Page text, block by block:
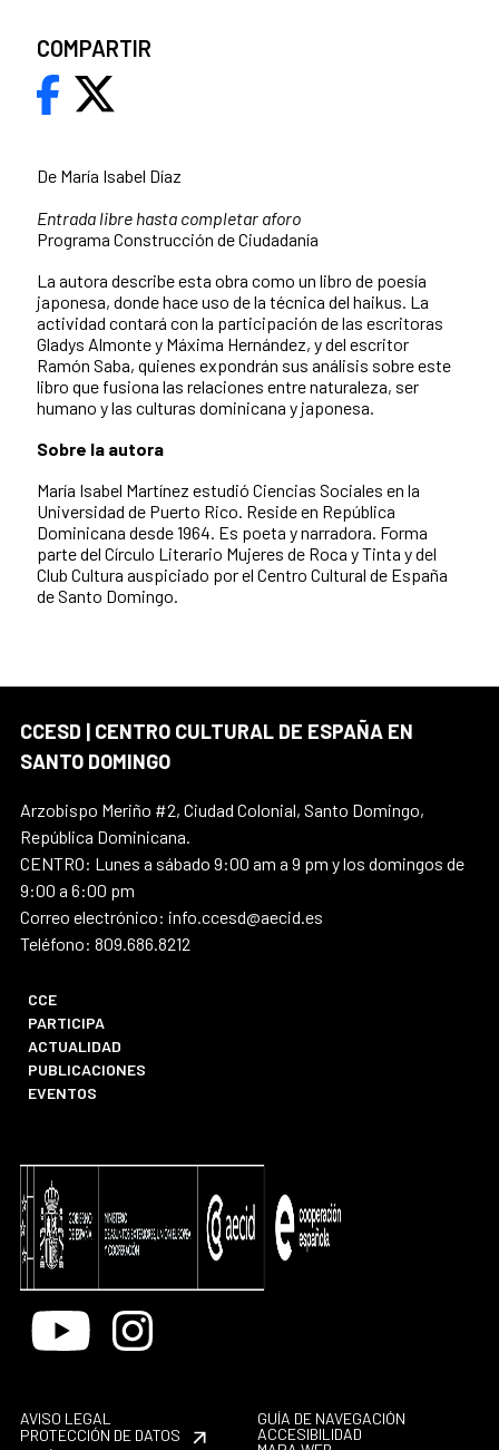
De María Isabel Díaz
Entrada libre hasta completar aforo
Programa Construcción de Ciudadanía
La autora describe esta obra como un libro de poesía
japonesa, donde hace uso de la técnica del haikus. La
actividad contará con la participación de las escritoras
Gladys Almonte y Máxima Hernández, y del escritor
Ramón Saba, quienes expondrán sus análisis sobre este
libro que fusiona las relaciones entre naturaleza, ser
humano y las culturas dominicana y japonesa.
Sobre la autora
María Isabel Martínez estudió Ciencias Sociales en la
Universidad de Puerto Rico. Reside en República
Dominicana desde 1964. Es poeta y narradora. Forma
parte del Círculo Literario Mujeres de Roca y Tinta y del
Club Cultura auspiciado por el Centro Cultural de España
de Santo Domingo.
COMPARTIR
CCESD | CENTRO CULTURAL DE ESPAÑA EN
SANTO DOMINGO
Arzobispo Meriño #2, Ciudad Colonial, Santo Domingo,
República Dominicana.
CENTRO: Lunes a sábado 9:00 am a 9 pm y los domingos de
9:00 a 6:00 pm
Correo electrónico: info.ccesd@aecid.es
Teléfono: 809.686.8212
CCE
PARTICIPA
ACTUALIDAD
PUBLICACIONES
EVENTOS
Youtube Instagram
AVISO LEGAL
PROTECCIÓN DE DATOS
GUÍA DE NAVEGACIÓN
ACCESIBILIDAD